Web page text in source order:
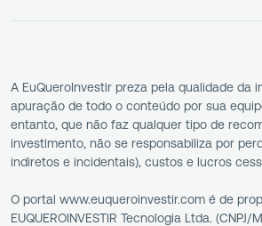
A EuQueroInvestir preza pela qualidade da
apuração de todo o conteúdo por sua
entanto, que não faz qualquer tipo de
investimento, não se responsabiliza por
indiretos e incidentais), custos e lucros
O portal www.euqueroinvestir.com é de
EUQUEROINVESTIR Tecnologia Ltda. (CNPJ/